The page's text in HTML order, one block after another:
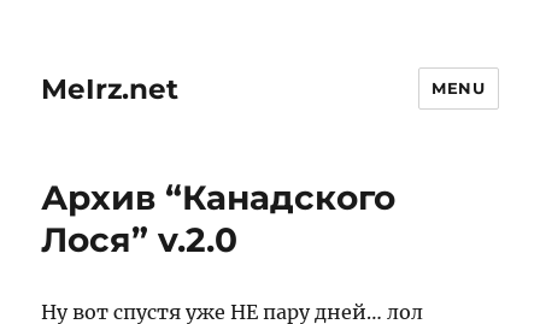
MeIrz.net MENU
Архив “Канадского
Лося” v.2.0
Ну вот спустя уже НЕ пару дней… лол